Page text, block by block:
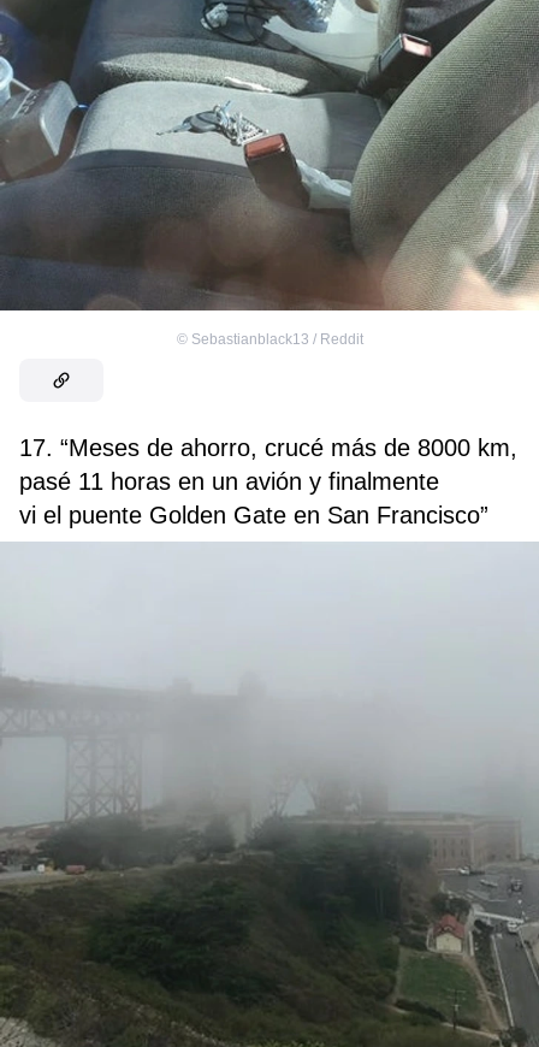
© Sebastianblack13 / Reddit
17. “Meses de ahorro, crucé más de 8000 km,
pasé 11 horas en un avión y finalmente
vi el puente Golden Gate en San Francisco”